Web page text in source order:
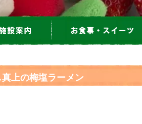
上の梅塩ラーメン